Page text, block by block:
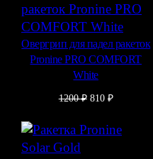
Овергрип для падел ракеток
Pronine PRO COMFORT
White
1200₽ Первоначальная
составляла
1200 ₽.
810 ₽Текущая